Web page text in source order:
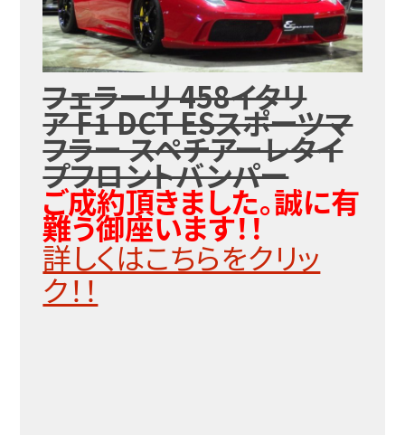
フェラーリ 458イタリ
ア F1 DCT ESスポーツマ
フラー スペチアーレタイ
プフロントバンパー
ご成約頂きました。誠に有
難う御座います！！
詳しくはこちらをクリッ
ク！！